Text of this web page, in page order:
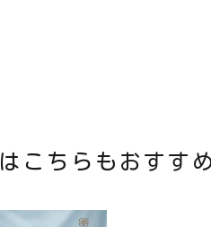
こちらもおすす